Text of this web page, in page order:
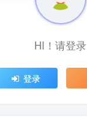
HI！请登录
登录